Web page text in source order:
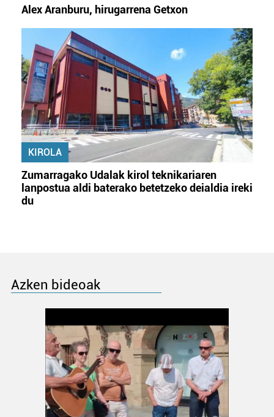
Alex Aranburu, hirugarrena Getxon
KIROLA
Zumarragako Udalak kirol teknikariaren
lanpostua aldi baterako betetzeko deialdia ireki
du
Azken bideoak